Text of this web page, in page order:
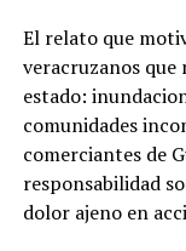
El relato que
veracruzanos que
estado:
comunidades
comerciantes de
responsabilidad
dolor ajeno en